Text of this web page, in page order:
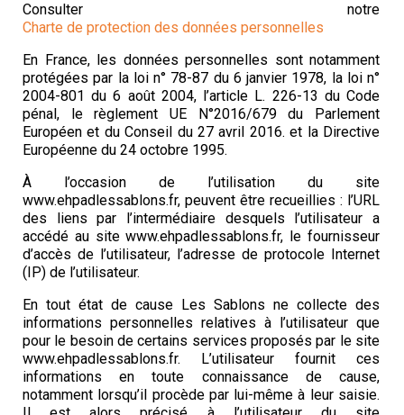
Consulter notre
Charte de protection des données personnelles
En France, les données personnelles sont notamment
protégées par la loi n° 78-87 du 6 janvier 1978, la loi n°
2004-801 du 6 août 2004, l’article L. 226-13 du Code
pénal, le règlement UE N°2016/679 du Parlement
Européen et du Conseil du 27 avril 2016. et la Directive
Européenne du 24 octobre 1995.
À l’occasion de l’utilisation du site
www.ehpadlessablons.fr, peuvent être recueillies : l’URL
des liens par l’intermédiaire desquels l’utilisateur a
accédé au site www.ehpadlessablons.fr, le fournisseur
d’accès de l’utilisateur, l’adresse de protocole Internet
(IP) de l’utilisateur.
En tout état de cause Les Sablons ne collecte des
informations personnelles relatives à l’utilisateur que
pour le besoin de certains services proposés par le site
www.ehpadlessablons.fr. L’utilisateur fournit ces
informations en toute connaissance de cause,
notamment lorsqu’il procède par lui-même à leur saisie.